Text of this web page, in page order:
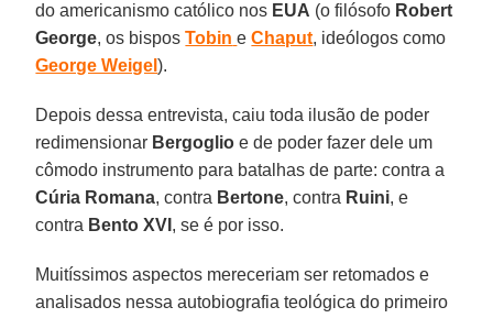
do americanismo católico nos EUA (o filósofo Robert
George, os bisposTobin eChaput, ideólogos como
George Weigel).
Depois dessa entrevista, caiu toda ilusão de poder
redimensionar Bergoglio e de poder fazer dele um
cômodo instrumento para batalhas de parte: contra a
Cúria Romana, contra Bertone, contra Ruini, e
contra Bento XVI , se é por isso.
Muitíssimos aspectos mereceriam ser retomados e
analisados nessa autobiografia teológica do primeiro